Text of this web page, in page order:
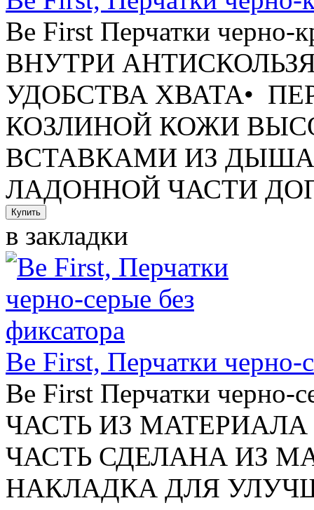
Be First Перчатки
ВНУТРИ
УДОБСТВА ХВАТА ​•
КОЗЛИНОЙ КОЖИ
ВСТАВКАМИ ИЗ
ЛАДОННОЙ ЧАСТИ
в закладки
Be First, Перчатки черно-
Be First Перчатки
ЧАСТЬ ИЗ МАТЕРИАЛА
ЧАСТЬ СДЕЛАНА ИЗ
НАКЛАДКА ДЛЯ